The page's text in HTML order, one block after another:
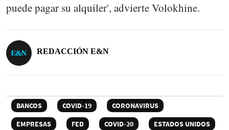
puede pagar su alquiler', advierte Volokhine.
REDACCIÓN E&N
BANCOS COVID-19
CORONAVIRUS
EMPRESAS
FED COVID-20
ESTADOS UNIDOS